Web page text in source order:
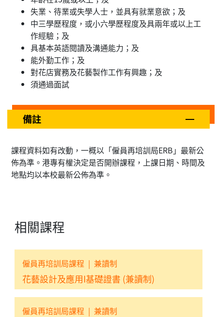
失業、待業或失學人士，並具有就業意欲；及
中三學歷程度，或小六學歷程度及具兩年或以上工
作經驗；及
具基本英語閱讀及溝通能力；及
能外勤工作；及
對花店實務及花藝製作工作有興趣；及
須通過面試
備註
課程資料如有改動，一概以「僱員再培訓局ERB」最新公
佈為準。港專有權決定是否開辦課程，上課日期、時間及
地點均以本校最新公佈為準。
相關課程
僱員再培訓局課程 | 兼讀制
花藝設計及應用I基礎證書 (兼讀制)
僱員再培訓局課程 | 兼讀制